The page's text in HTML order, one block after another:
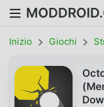
Inizio Giochi